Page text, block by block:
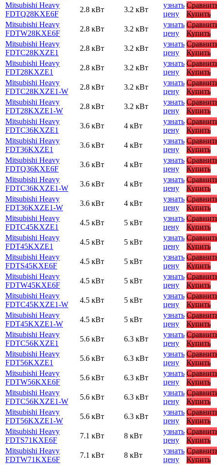
Mitsubishi Heavy
FDTQ28KXE6F
2.8 кВт 3.2 кВт
узнать
цену
Купить
Mitsubishi Heavy
FDTW28KXE6F
2.8 кВт 3.2 кВт
узнать
цену
Купить
Mitsubishi Heavy
FDTC28KXZE1
2.8 кВт 3.2 кВт
узнать
цену
Купить
Mitsubishi Heavy
FDT28KXZE1
2.8 кВт 3.2 кВт
узнать
цену
Купить
Mitsubishi Heavy
FDTC28KXZE1-W
2.8 кВт 3.2 кВт
узнать
цену
Купить
Mitsubishi Heavy
FDT28KXZE1-W
2.8 кВт 3.2 кВт
узнать
цену
Купить
Mitsubishi Heavy
FDTC36KXZE1
3.6 кВт 4 кВт
узнать
цену
Купить
Mitsubishi Heavy
FDT36KXZE1
3.6 кВт 4 кВт
узнать
цену
Купить
Mitsubishi Heavy
FDTQ36KXE6F
3.6 кВт 4 кВт
узнать
цену
Купить
Mitsubishi Heavy
FDTC36KXZE1-W
3.6 кВт 4 кВт
узнать
цену
Купить
Mitsubishi Heavy
FDT36KXZE1-W
3.6 кВт 4 кВт
узнать
цену
Купить
Mitsubishi Heavy
FDTC45KXZE1
4.5 кВт 5 кВт
узнать
цену
Купить
Mitsubishi Heavy
FDT45KXZE1
4.5 кВт 5 кВт
узнать
цену
Купить
Mitsubishi Heavy
FDTS45KXE6F
4.5 кВт 5 кВт
узнать
цену
Купить
Mitsubishi Heavy
FDTW45KXE6F
4.5 кВт 5 кВт
узнать
цену
Купить
Mitsubishi Heavy
FDTC45KXZE1-W
4.5 кВт 5 кВт
узнать
цену
Купить
Mitsubishi Heavy
FDT45KXZE1-W
4.5 кВт 5 кВт
узнать
цену
Купить
Mitsubishi Heavy
FDTC56KXZE1
5.6 кВт 6.3 кВт
узнать
цену
Купить
Mitsubishi Heavy
FDT56KXZE1
5.6 кВт 6.3 кВт
узнать
цену
Купить
Mitsubishi Heavy
FDTW56KXE6F
5.6 кВт 6.3 кВт
узнать
цену
Купить
Mitsubishi Heavy
FDTC56KXZE1-W
5.6 кВт 6.3 кВт
узнать
цену
Купить
Mitsubishi Heavy
FDT56KXZE1-W
5.6 кВт 6.3 кВт
узнать
цену
Купить
Mitsubishi Heavy
FDTS71KXE6F
7.1 кВт 8 кВт
узнать
цену
Купить
Mitsubishi Heavy
FDTW71KXE6F
7.1 кВт 8 кВт
узнать
цену
Купить